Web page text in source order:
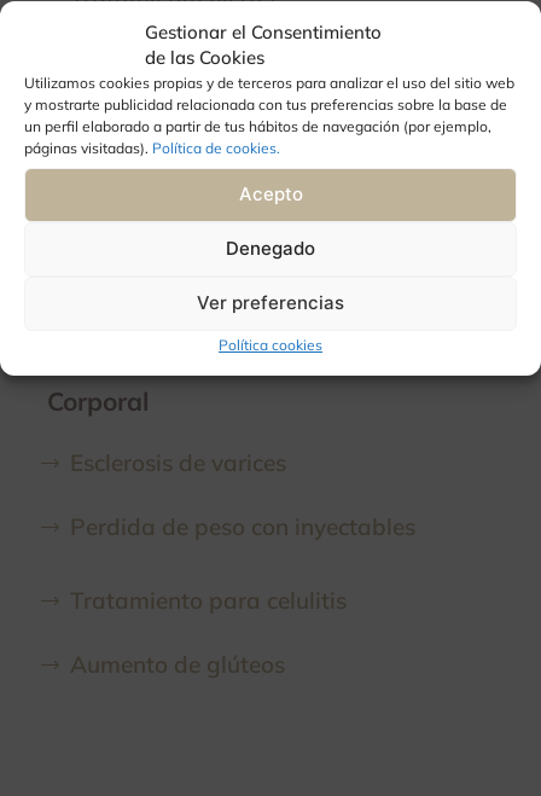
Gestionar el Consentimiento
de las Cookies
Utilizamos cookies propias y de terceros para analizar el uso del sitio web
y mostrarte publicidad relacionada con tus preferencias sobre la base de
un perfil elaborado a partir de tus hábitos de navegación (por ejemplo,
páginas visitadas). Política de cookies.
Acepto
Denegado
Ver preferencias
Política cookies
Relleno de mentón
Estimuladores de colágeno facial
Corporal
Esclerosis de varices
Perdida de peso con inyectables
Tratamiento para celulitis
Aumento de glúteos